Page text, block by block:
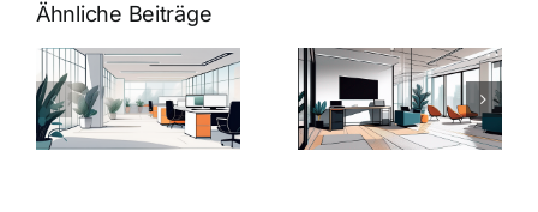
Ähnliche Beiträge
Arbeitgeber-
Zusatzleistungen:
5
inspirierende
Warum
bei
Arbeitgebern